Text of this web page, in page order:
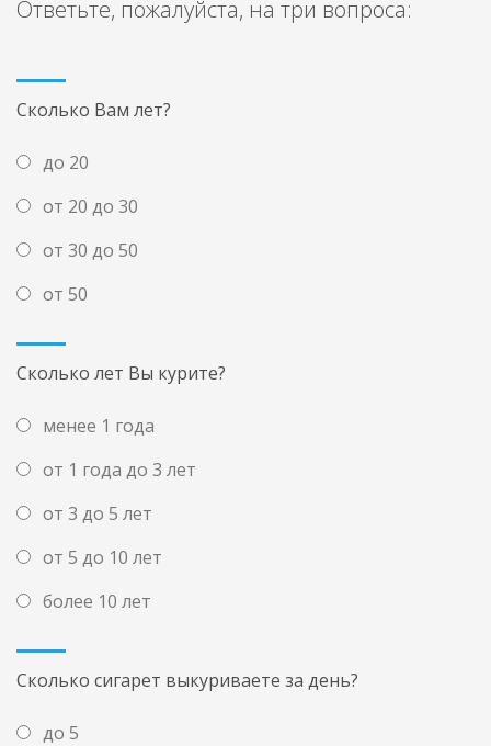
Ответьте, пожалуйста, на три вопроса:
Сколько Вам лет?
до 20
от 20 до 30
от 30 до 50
от 50
Сколько лет Вы курите?
менее 1 года
от 1 года до 3 лет
от 3 до 5 лет
от 5 до 10 лет
более 10 лет
Сколько сигарет выкуриваете за день?
до 5